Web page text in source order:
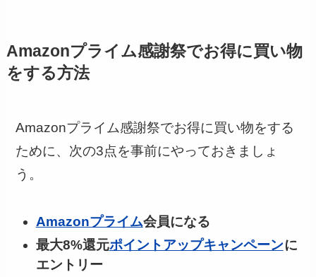
Amazonプライム感謝祭でお得に買い物
をする方法
Amazonプライム感謝祭でお得に買い物をする
ために、次の3点を事前にやっておきましょ
う。
Amazonプライム会員になる
最大8%還元ポイントアップキャンペーンに
エントリー